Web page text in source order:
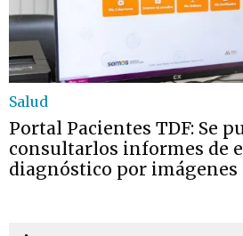
Salud
Portal Pacientes TDF: Se
consultarlos informes de
diagnóstico por imágenes